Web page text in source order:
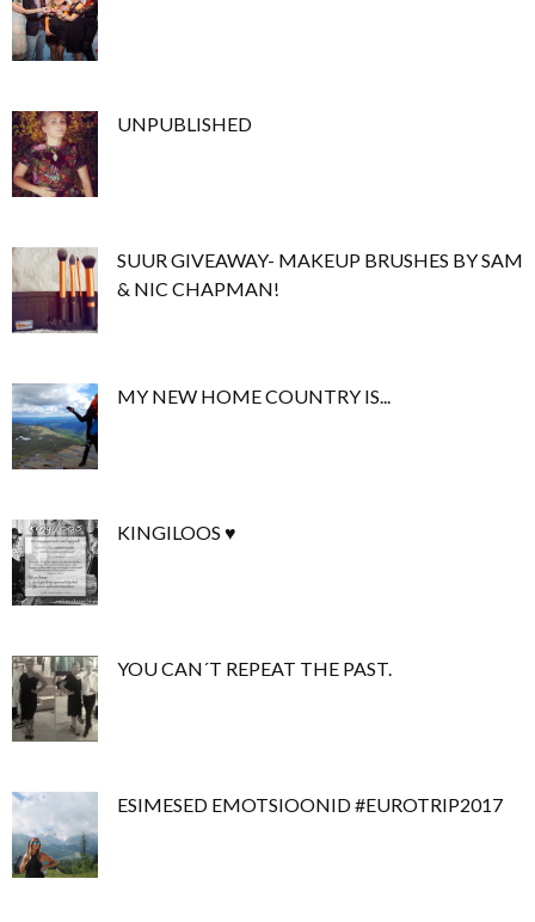
UNPUBLISHED
SUUR GIVEAWAY- MAKEUP BRUSHES BY SAM
& NIC CHAPMAN!
MY NEW HOME COUNTRY IS...
KINGILOOS ♥
YOU CAN´T REPEAT THE PAST.
ESIMESED EMOTSIOONID #EUROTRIP2017